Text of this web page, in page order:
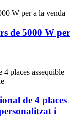
de 5000 W per
de 4 places
i